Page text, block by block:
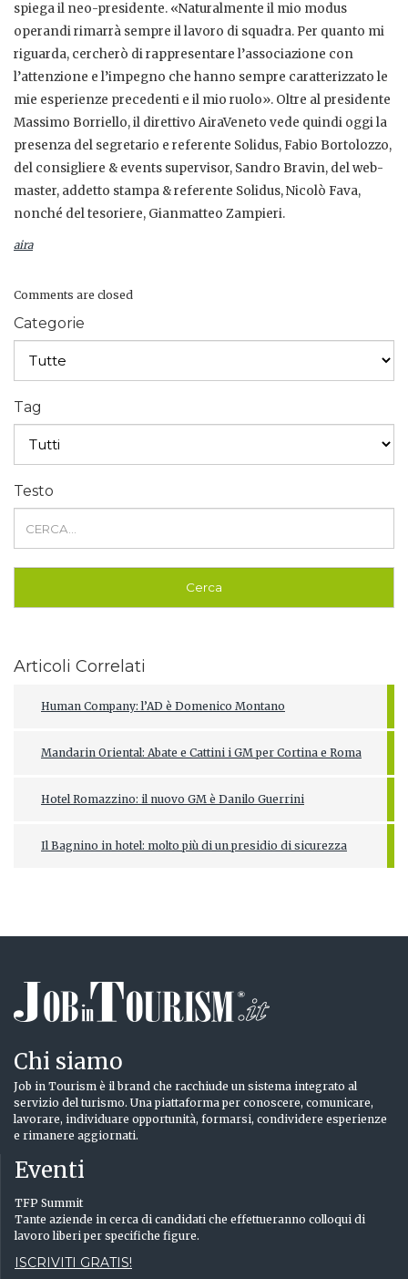
spiega il neo-presidente. «Naturalmente il mio modus
operandi rimarrà sempre il lavoro di squadra. Per quanto mi
riguarda, cercherò di rappresentare l’associazione con
l’attenzione e l’impegno che hanno sempre caratterizzato le
mie esperienze precedenti e il mio ruolo». Oltre al presidente
Massimo Borriello, il direttivo AiraVeneto vede quindi oggi la
presenza del segretario e referente Solidus, Fabio Bortolozzo,
del consigliere & events supervisor, Sandro Bravin, del web-
master, addetto stampa & referente Solidus, Nicolò Fava,
nonché del tesoriere, Gianmatteo Zampieri.
aira
Comments are closed
Categorie
Tag
Testo
Articoli Correlati
Human Company: l’AD è Domenico Montano
Mandarin Oriental: Abate e Cattini i GM per Cortina e Roma
Hotel Romazzino: il nuovo GM è Danilo Guerrini
Il Bagnino in hotel: molto più di un presidio di sicurezza
Chi siamo
Job in Tourism è il brand che racchiude un sistema integrato al
servizio del turismo. Una piattaforma per conoscere, comunicare,
lavorare, individuare opportunità, formarsi, condividere esperienze
e rimanere aggiornati.
Eventi
TFP Summit
Tante aziende in cerca di candidati che effettueranno colloqui di
lavoro liberi per specifiche figure.
ISCRIVITI GRATIS!